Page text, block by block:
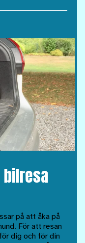
bilresa
på att åka på
För att resan
dig och för din